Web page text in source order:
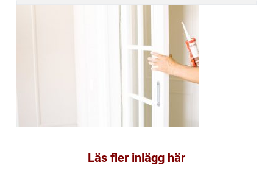
Läs fler inlägg här